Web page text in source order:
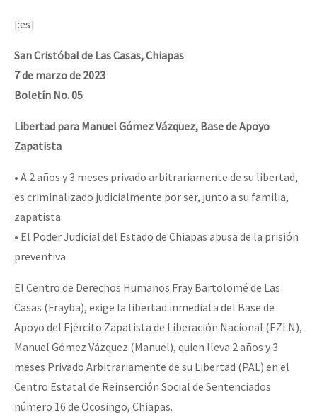
La Sexta
AutonomÍa y Resistencia
Migración
Presos
Mujeres
Niñxs
ETIQUETAS
MULTIMEDIA
Audio
Fotorreportaje
Otras secciones
Semillero Guerra contra la Humanidad. (Las poblaciones y
Dia 2 do Encontro “Guerra contra a Humanidad”
Dia 1: Encontro “Guerra contra a Humanidade”
[CDMX – 20 julio] Jornadas globales por la libertad de Jesús
“Sonhando a Terra do Bem Virá” se publica no Estado Espanhol
Se o México sabe, que o mundo saiba! Nossas lutas pela
[25 abr – CDMX] Tokín por el CNI: 30 años de Resistencia y
[:es]
San Cristóbal de Las Casas, Chiapas
7 de marzo de 2023
Boletín No. 05
Libertad para Manuel Gómez Vázquez, Base de Apoyo
Zapatista
• A 2 años y 3 meses privado arbitrariamente de su libertad,
es criminalizado judicialmente por ser, junto a su familia,
zapatista.
• El Poder Judicial del Estado de Chiapas abusa de la prisión
preventiva.
El Centro de Derechos Humanos Fray Bartolomé de Las
Casas (Frayba), exige la libertad inmediata del Base de
Apoyo del Ejército Zapatista de Liberación Nacional (EZLN),
Manuel Gómez Vázquez (Manuel), quien lleva 2 años y 3
meses Privado Arbitrariamente de su Libertad (PAL) en el
Centro Estatal de Reinserción Social de Sentenciados
número 16 de Ocosingo, Chiapas.